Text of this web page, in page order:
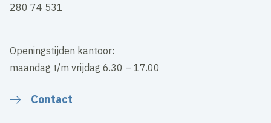
280 74 531
Openingstijden kantoor:
maandag t/m vrijdag 6.30 – 17.00
Contact